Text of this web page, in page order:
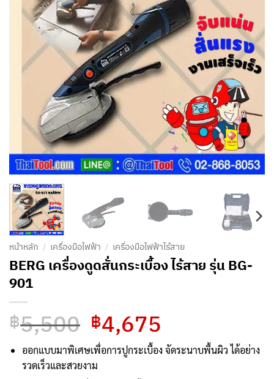
หน้าหลัก / เครื่องมือไฟฟ้า / เครื่องมือไฟฟ้าไร้สาย
BERG เครื่องดูดสั่นกระเบื้อง ไร้สาย รุ่น BG-
901
฿5,500 Original
price
was:
฿5,500.
฿4,675
is:
ออกแบบมาพิเศษเพื่อการปูกระเบื้อง จัดระนาบพื้นผิว ได้อย่าง
รวดเร็วและสวยงาม